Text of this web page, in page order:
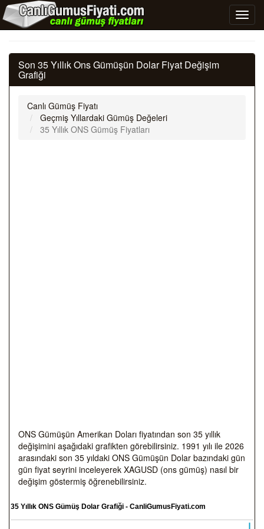
Son 35 Yıllık Ons Gümüşün Dolar Fiyat Değişim
Grafiği
Canlı Gümüş Fiyatı
Geçmiş Yıllardaki Gümüş Değeleri
35 Yıllık ONS Gümüş Fiyatları
ONS Gümüşün Amerikan Doları fiyatından son 35 yıllık
değişimini aşağıdaki grafikten görebilirsiniz. 1991 yılı ile 2026
arasındaki son 35 yıldaki ONS Gümüşün Dolar bazındaki gün
gün fiyat seyrini inceleyerek XAGUSD (ons gümüş) nasıl bir
değişim göstermiş öğrenebilirsiniz.
35 Yıllık ONS Gümüş Dolar Grafiği - CanliGumusFiyati.com